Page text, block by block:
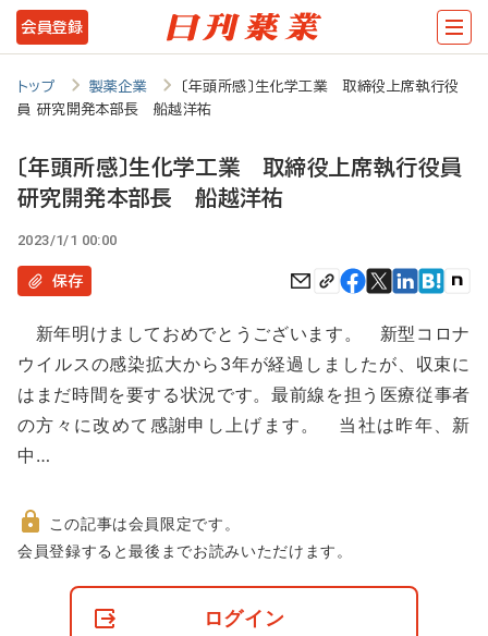
メ
イ
コ
テ
ツ
に
動
会員登録
トップ 製薬企業
〔年頭所感〕生化学工業 取締役上席執行役
員 研究開発本部長 船越洋祐
〔年頭所感〕生化学工業 取締役上席執行役員
研究開発本部長 船越洋祐
2023/1/1 00:00
保存
新年明けましておめでとうございます。 新型コロナ
ウイルスの感染拡大から3年が経過しましたが、収束に
はまだ時間を要する状況です。最前線を担う医療従事者
の方々に改めて感謝申し上げます。 当社は昨年、新
中…
非
この記事は会員限定です。
会員登録すると最後までお読みいただけます。
ログイン